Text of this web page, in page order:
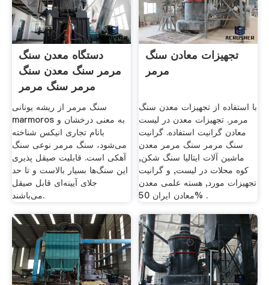
دستگاه معدن سنگ
مرمر سنگ معدن سنگ
مرمر سنگ مرمر
سنگ مرمر از ریشه یونانی
marmoros به معنی درخشان و
بانام تجاری انیکس شناخته
می‌شود، سنگ مرمر نوعی سنگ
آهکی است. قابلیت صیقل پذیری
این سنگ‌ها بسیار بالاست و تا حد
جلای آیینه‌ای قابل صیقل
می‌باشند.
تجهیزات معادن سنگ
مرمر
با استفاده از تجهیزات معدن سنگ
مرمر. تجهیزات معدن در لیست
معادن گرانیت استفاده. گرانیت
سنگ مرمر سنگ مرمر معدن
ماشین آلات ایتالیا سنگ شکن,
کوه محلات در لیست, و گرانیت
تجهیزات مورد, هسته علمی معدن
معادن ایران 50% .